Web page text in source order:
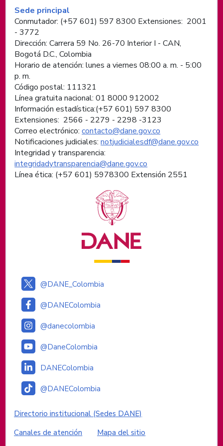
Información de pie de página
Sede principal
Conmutador: (+57 601) 597 8300 Extensiones: 2001
- 3772
Dirección: Carrera 59 No. 26-70 Interior I - CAN,
Bogotá D.C., Colombia
Horario de atención: lunes a viernes 08:00 a. m. - 5:00
p. m.
Código postal: 111321
Línea gratuita nacional: 01 8000 912002
Información estadística:(+57 601) 597 8300
Extensiones: 2566 - 2279 - 2298 -3123
Correo electrónico:contacto@dane.gov.co
Notificaciones judiciales:notjudicialesdf@dane.gov.co
Integridad y transparencia:
integridadytransparencia@dane.gov.co
Línea ética: (+57 601) 5978300 Extensión 2551
Logos institucionales
@DANE_Colombia
@DANEColombia
@danecolombia
@DaneColombia
DANEColombia
@DANEColombia
Enlaces institucionales
Directorio institucional (Sedes DANE)
Canales de atención
Mapa del sitio